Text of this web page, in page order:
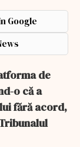
Google
de
o că a
fără acord,